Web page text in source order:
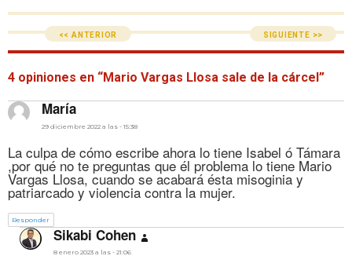
<< ANTERIOR SIGUIENTE >>
4 opiniones en “Mario Vargas Llosa sale de la cárcel”
Maríadice:
29 diciembre 2022 a las - 15:38
La culpa de cómo escribe ahora lo tiene Isabel ó Támara
,por qué no te preguntas que él problema lo tiene Mario
Vargas Llosa, cuando se acabará ésta misoginia y
patriarcado y violencia contra la mujer.
Responder
Sikabi Cohen dice:
8 enero 2023 a las - 21:06